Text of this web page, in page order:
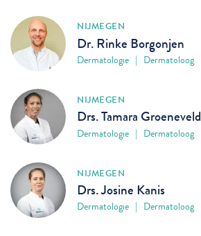
NIJMEGEN
Dr. Rinke Borgonjen
Dermatologie | Dermatoloog
NIJMEGEN
Drs. Tamara Groeneveld
Dermatologie | Dermatoloog
NIJMEGEN
Drs. Josine Kanis
Dermatologie | Dermatoloog